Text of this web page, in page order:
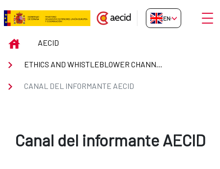
Skip to Main Content
Canal del informante AECID
EN-GB
INICIOAECID
ETHICS AND WHISTLEBLOWER CHANNEL
CANAL DEL INFORMANTE AECID
Canal del informante AECID